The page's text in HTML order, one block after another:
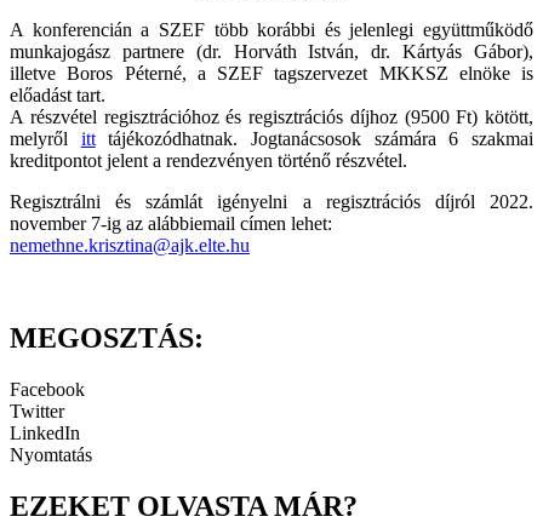
A konferencián a SZEF több korábbi és jelenlegi együttműködő
munkajogász partnere (dr. Horváth István, dr. Kártyás Gábor),
illetve Boros Péterné, a SZEF tagszervezet MKKSZ elnöke is
előadást tart.
A részvétel regisztrációhoz és regisztrációs díjhoz (9500 Ft) kötött,
melyről itttájékozódhatnak. Jogtanácsosok számára 6 szakmai
kreditpontot jelent a rendezvényen történő részvétel.
Regisztrálni és számlát igényelni a regisztrációs díjról 2022.
november 7-ig az alábbiemail címen lehet:
nemethne.krisztina@ajk.elte.hu
MEGOSZTÁS:
Facebook
Twitter
LinkedIn
Nyomtatás
EZEKET OLVASTA MÁR?